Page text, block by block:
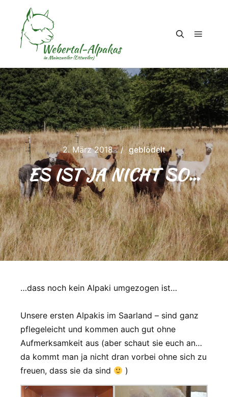
2. März 2018 geblödelt
ES IST JA NICHT SO…
…dass noch kein Alpaki umgezogen ist…
Unsere ersten Alpakis im Saarland – sind ganz
pflegeleicht und kommen auch gut ohne
Aufmerksamkeit aus (aber schaut sie euch an…
da kommt man ja nicht dran vorbei ohne sich zu
freuen, dass sie da sind
)